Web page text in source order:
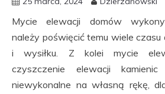
Mycie elewacji domów
należy poświęcić temu wiele
i wysiłku. Z kolei mycie
czyszczenie elewacji
niewykonalne na własną rękę,